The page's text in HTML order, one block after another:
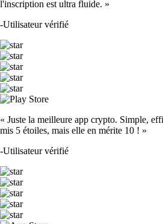
l'inscription est ultra fluide. »
-Utilisateur vérifié
« Juste la meilleure app crypto. Simple,
mis 5 étoiles, mais elle en mérite 10 ! »
-Utilisateur vérifié